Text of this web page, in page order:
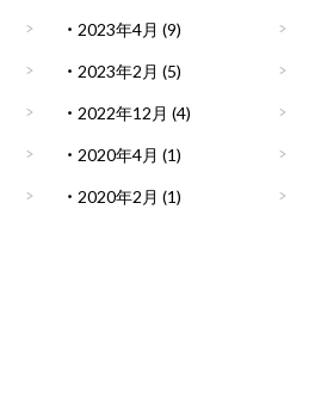
2023年4月 (9)
2023年2月 (5)
2022年12月 (4)
2020年4月 (1)
2020年2月 (1)